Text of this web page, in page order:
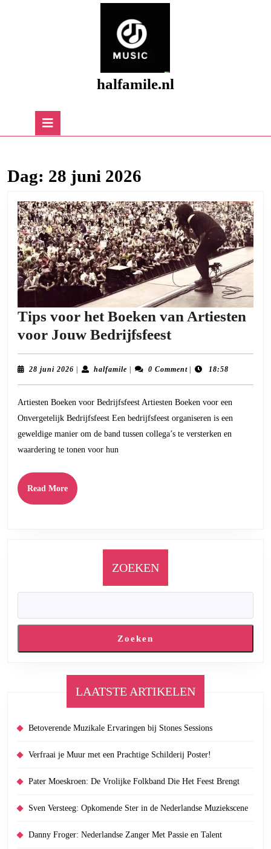
halfamile.nl
Dag: 28 juni 2026
Tips voor het Boeken van Artiesten
voor Jouw BedrijfsfeestTips
voor
het
Boeken
van
Artiesten
28 juni 2026 28| halfamilehalfamile
| 0 Comment | 18:58
Artiesten Boeken voor Bedrijfsfeest Artiesten Boeken voor een
Onvergetelijk Bedrijfsfeest Een bedrijfsfeest organiseren is een
geweldige manier om de band tussen collega’s te versterken en
waardering te tonen voor hun
Read MoreRead
More
ZOEKEN
Zoeken
LAATSTE ARTIKELEN
Betoverende Muzikale Ervaringen bij Stones Sessions
Verfraai je Muur met een Prachtige Schilderij Poster!
Pater Moeskroen: De Vrolijke Folkband Die Het Feest Brengt
Sven Versteeg: Opkomende Ster in de Nederlandse Muziekscene
Danny Froger: Nederlandse Zanger Met Passie en Talent